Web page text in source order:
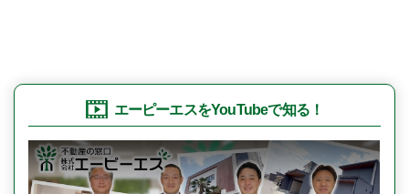
エーピーエスをYouTubeで知る！